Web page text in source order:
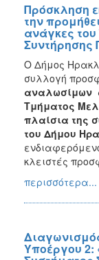
Πρόσκληση
την
ανάγκες
Συντήρησης
Ο Δήμος
συλλογή
αναλωσίμων
Τμήματος
πλαίσια της
του Δήμου
κλειστές
περισσότερα...
Υποέργου